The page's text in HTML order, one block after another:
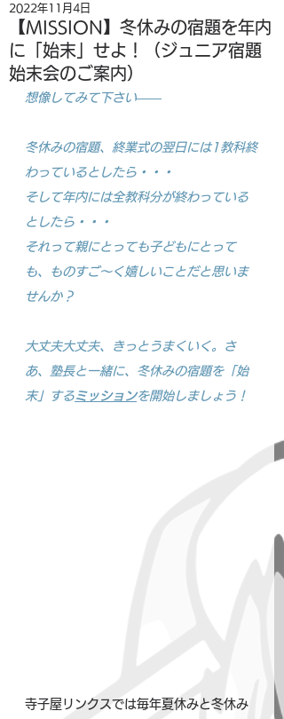
【MISSION】冬休みの宿題を年内
に「始末」せよ！（ジュニア宿題
始末会のご案内）
2022年11月4日
想像してみて下さい――
冬休みの宿題、終業式の翌日には1教科終
わっているとしたら・・・
そして年内には全教科分が終わっている
としたら・・・
それって親にとっても子どもにとって
も、ものすご～く嬉しいことだと思いま
せんか？
大丈夫大丈夫、きっとうまくいく。さ
あ、塾長と一緒に、冬休みの宿題を「始
末」するミッションを開始しましょう！
寺子屋リンクスでは毎年夏休みと冬休み